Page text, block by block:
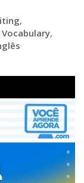
,
Vocabulary,